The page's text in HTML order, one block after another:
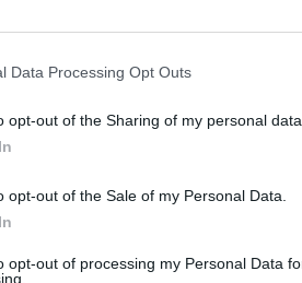
Data Processing Opt Outs
opt-out of the Sharing of my personal data.
opt-out of the Sale of my Personal Data.
opt-out of processing my Personal Data
je bio selektor
oko 6 sati u centru
vozila i zid jednog
nesreći nema, ali je
treneru istekla